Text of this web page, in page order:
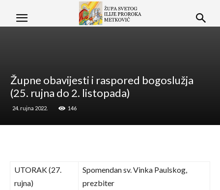
Župne obavijesti i raspored bogoslužja
(25. rujna do 2. listopada)
24. rujna 2022. 146
UTORAK (27.
rujna)
Spomendan sv. Vinka Paulskog,
prezbiter